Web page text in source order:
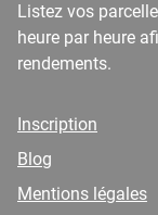
Listez vos
heure par heure
rendements.
Inscription
Blog
Mentions légales